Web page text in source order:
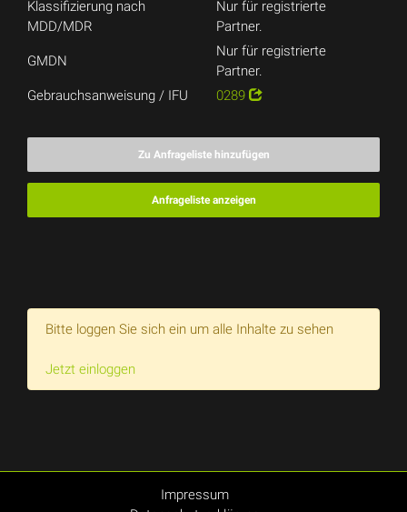
Klassifizierung nach
MDD/MDR
Nur für registrierte
Partner.
GMDN
Nur für registrierte
Partner.
Gebrauchsanweisung / IFU
0289
Zu Anfrageliste hinzufügen
Anfrageliste anzeigen
Bitte loggen Sie sich ein um alle Inhalte zu sehen
Jetzt einloggen
Impressum